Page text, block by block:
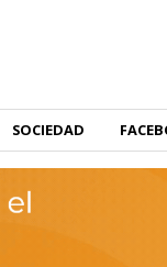
SOCIEDAD